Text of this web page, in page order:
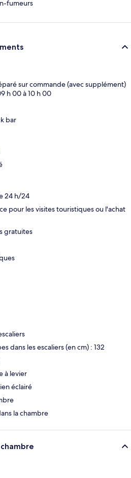
fumeurs
sur commande (avec supplément)
h 00 à 10 h 00
bar
24 h/24
pour les visites touristiques ou l'achat
gratuites
dans les escaliers (en cm) : 132
à levier
éclairé
la chambre